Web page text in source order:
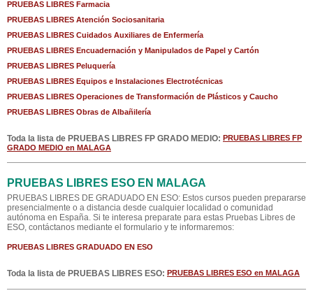
PRUEBAS LIBRES Farmacia
PRUEBAS LIBRES Atención Sociosanitaria
PRUEBAS LIBRES Cuidados Auxiliares de Enfermería
PRUEBAS LIBRES Encuadernación y Manipulados de Papel y Cartón
PRUEBAS LIBRES Peluquería
PRUEBAS LIBRES Equipos e Instalaciones Electrotécnicas
PRUEBAS LIBRES Operaciones de Transformación de Plásticos y Caucho
PRUEBAS LIBRES Obras de Albañilería
Toda la lista de PRUEBAS LIBRES FP GRADO MEDIO: PRUEBAS LIBRES FP
GRADO MEDIO en MALAGA
PRUEBAS LIBRES ESO EN MALAGA
PRUEBAS LIBRES DE GRADUADO EN ESO: Estos cursos pueden prepararse
presencialmente o a distancia desde cualquier localidad o comunidad
autónoma en España. Si te interesa preparate para estas Pruebas Libres de
ESO, contáctanos mediante el formulario y te informaremos:
PRUEBAS LIBRES GRADUADO EN ESO
Toda la lista de PRUEBAS LIBRES ESO: PRUEBAS LIBRES ESO en MALAGA